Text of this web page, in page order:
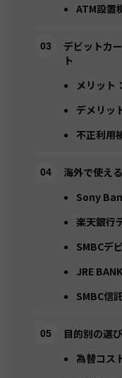
ATM設置
デビットカ
ト
メリット
デメリッ
不正利用
海外で使え
Sony
楽天銀行
SMBCデ
JRE
SMBC信
目的別の選
為替コス